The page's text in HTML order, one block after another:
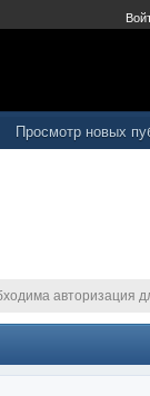
Просмотр новых
авторизация